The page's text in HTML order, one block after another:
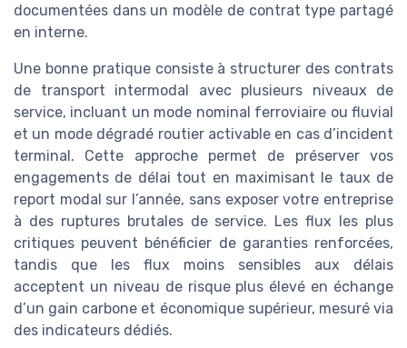
documentées dans un modèle de contrat type partagé
en interne.
Une bonne pratique consiste à structurer des contrats
de transport intermodal avec plusieurs niveaux de
service, incluant un mode nominal ferroviaire ou fluvial
et un mode dégradé routier activable en cas d’incident
terminal. Cette approche permet de préserver vos
engagements de délai tout en maximisant le taux de
report modal sur l’année, sans exposer votre entreprise
à des ruptures brutales de service. Les flux les plus
critiques peuvent bénéficier de garanties renforcées,
tandis que les flux moins sensibles aux délais
acceptent un niveau de risque plus élevé en échange
d’un gain carbone et économique supérieur, mesuré via
des indicateurs dédiés.